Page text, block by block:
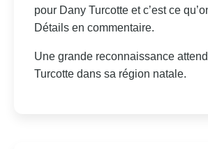
pour Dany Turcotte et c’est ce
Détails en commentaire.
Une grande reconnaissance
Turcotte dans sa région natale.